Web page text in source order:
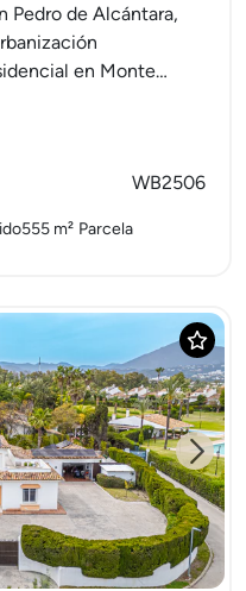
Pedro de Alcántara,
en Monte
WB2506
555 m² Parcela
Next